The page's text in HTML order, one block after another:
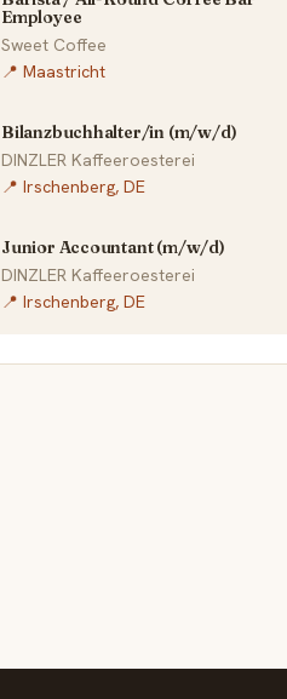
Employee
Sweet Coffee
📍 Maastricht
Bilanzbuchhalter/in (m/w/d)
DINZLER Kaffeeroesterei
📍 Irschenberg, DE
Junior Accountant (m/w/d)
DINZLER Kaffeeroesterei
📍 Irschenberg, DE